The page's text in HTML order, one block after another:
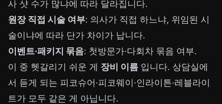
사 샷 수가 많냐에 따라 달라집니다.
원장 직접 시술 여부: 의사가 직접 하느냐, 위임된 시
술이냐에 따라 단가 차이가 납니다.
이벤트·패키지 묶음: 첫방문가·다회차 묶음 여부.
이 중 헷갈리기 쉬운 게 장비 이름 입니다. 상담실에
서 듣게 되는 피코슈어·피코웨이·인라이튼·레블라이
트가 모두 같은 게 아닙니다.